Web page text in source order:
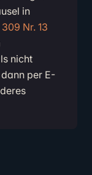
in
309 Nr. 13
nicht
per E-